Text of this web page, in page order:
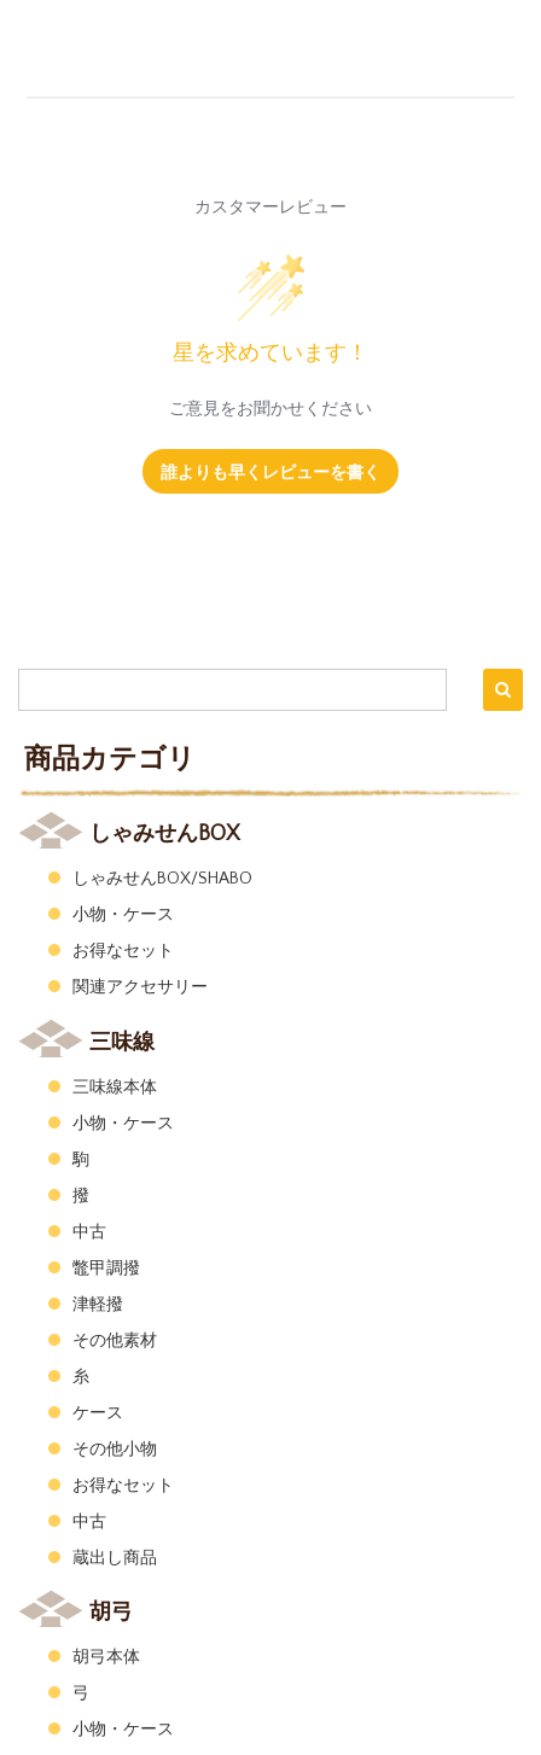
カスタマーレビュー
星を求めています！
ご意見をお聞かせください
誰よりも早くレビューを書く
商品カテゴリ
しゃみせんBOX
しゃみせんBOX/SHABO
小物・ケース
お得なセット
関連アクセサリー
三味線
三味線本体
小物・ケース
駒
撥
中古
鼈甲調撥
津軽撥
その他素材
糸
ケース
その他小物
お得なセット
中古
蔵出し商品
胡弓
胡弓本体
弓
小物・ケース